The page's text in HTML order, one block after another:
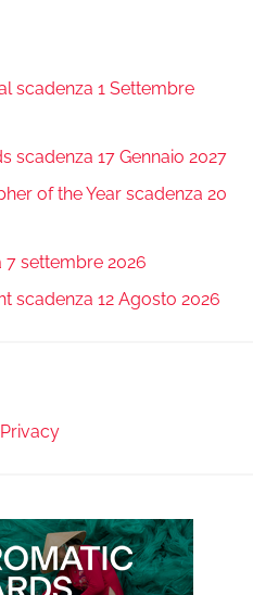
scadenza 1 Settembre
scadenza 17 Gennaio 2027
of the Year scadenza 20
7 settembre 2026
scadenza 12 Agosto 2026